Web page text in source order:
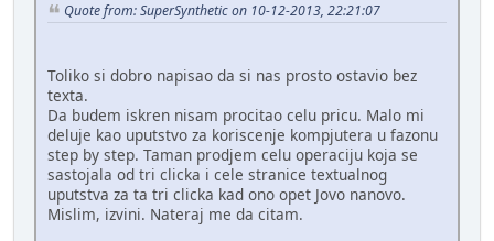
Quote from: SuperSynthetic on 10-12-2013, 22:21:07
Toliko si dobro napisao da si nas prosto ostavio bez
texta.
Da budem iskren nisam procitao celu pricu. Malo mi
deluje kao uputstvo za koriscenje kompjutera u fazonu
step by step. Taman prodjem celu operaciju koja se
sastojala od tri clicka i cele stranice textualnog
uputstva za ta tri clicka kad ono opet Jovo nanovo.
Mislim, izvini. Nateraj me da citam.